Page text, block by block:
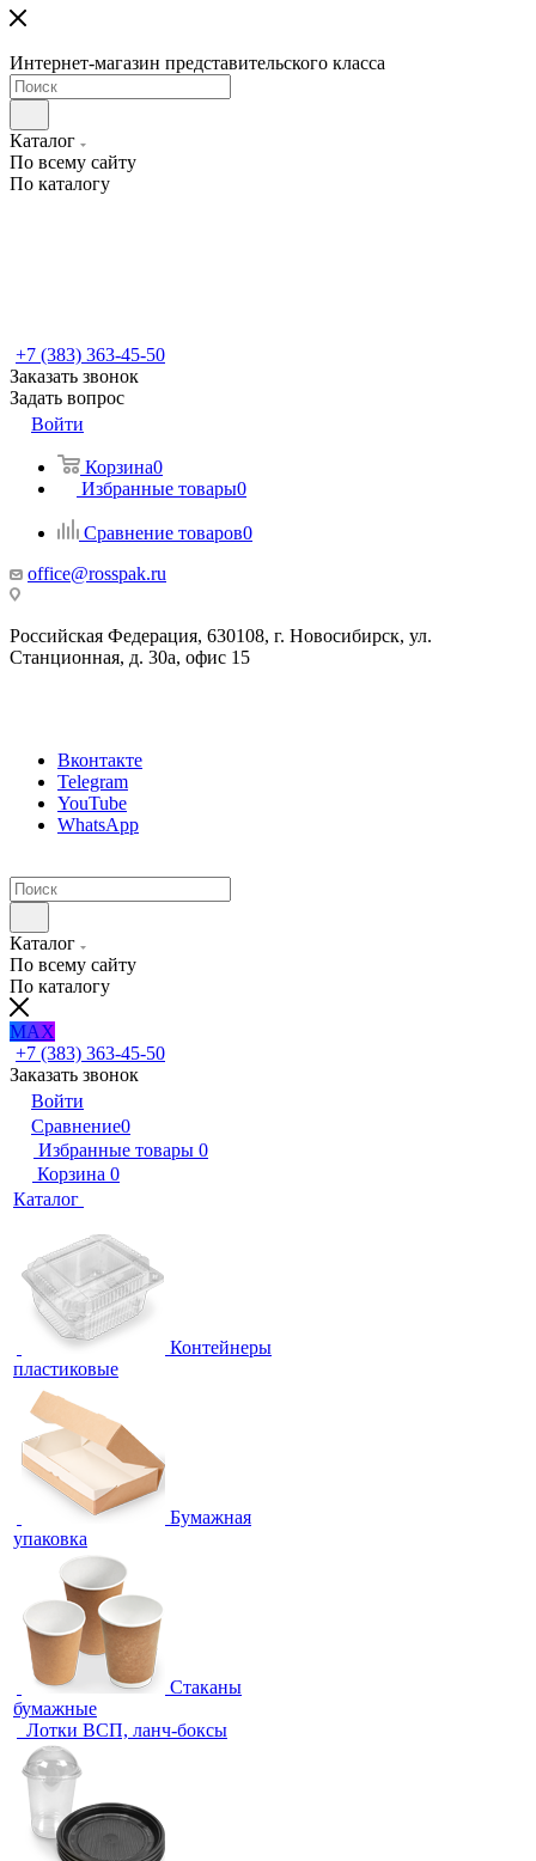
Интернет-магазин представительского класса
Каталог
По всему сайту
По каталогу
+7 (383) 363-45-50
Заказать звонок
Задать вопрос
Войти
Корзина0
Избранные товары0
Сравнение товаров0
office@rosspak.ru
Российская Федерация, 630108, г. Новосибирск, ул.
Станционная, д. 30а, офис 15
Вконтакте
Telegram
YouTube
WhatsApp
Каталог
По всему сайту
По каталогу
MAX
+7 (383) 363-45-50
Заказать звонок
Войти
Сравнение0
Избранные товары 0
Корзина 0
Каталог
Контейнеры
пластиковые
Бумажная
упаковка
Стаканы
бумажные
Лотки ВСП, ланч-боксы